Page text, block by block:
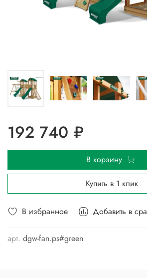
В избранное Добавить в
арт. dgw-fan.ps#green
192 740 ₽
В корзину
Купить в 1 клик